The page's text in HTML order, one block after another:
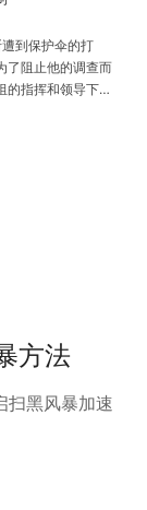
到保护伞的打
了阻止他的调查而
的指挥和领导下重
官员绳之以法，
社会环境。
方法
扫黑风暴加速